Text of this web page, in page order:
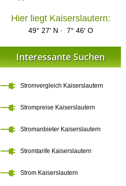
Hier liegt Kaiserslautern:
49° 27′ N · 7° 46′ O
Interessante Suchen
Stromvergleich Kaiserslautern
Strompreise Kaiserslautern
Stromanbieter Kaiserslautern
Stromtarife Kaiserslautern
Strom Kaiserslautern